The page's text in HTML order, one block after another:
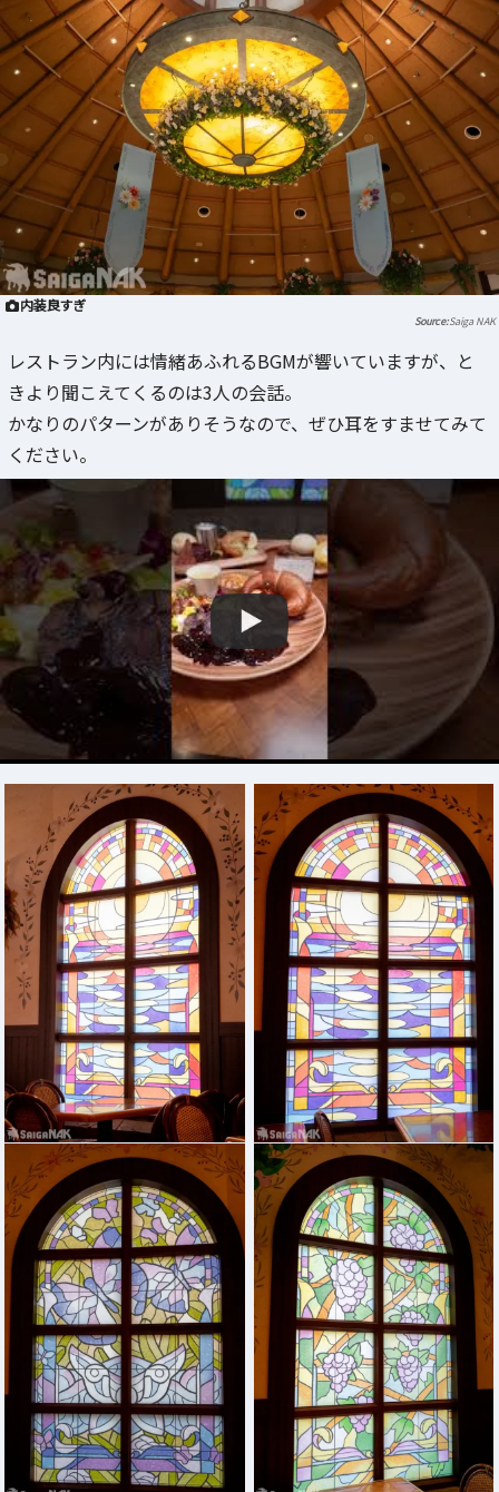
内装良すぎ
Saiga NAK
レストラン内には情緒あふれるBGMが響いていますが、と
きより聞こえてくるのは3人の会話。
かなりのパターンがありそうなので、ぜひ耳をすませてみて
ください。